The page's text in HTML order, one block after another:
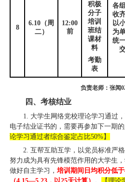
8
6.10 （周
二）
12:00
前
积极
分子
培训
班结
课材
料
考勤
表
各
收
以
为
统
负责老师： 张闻
四、考核结业
1. 大学生网络党校理论学习通过
电子结业证书的，需要再参加下一期
论学习通过者综合鉴定占比50%】
2. 互帮互助互学，以党员标准严
努力成为具有先锋模范作用的大学生
做好自主学习，培训期间日均积分低于